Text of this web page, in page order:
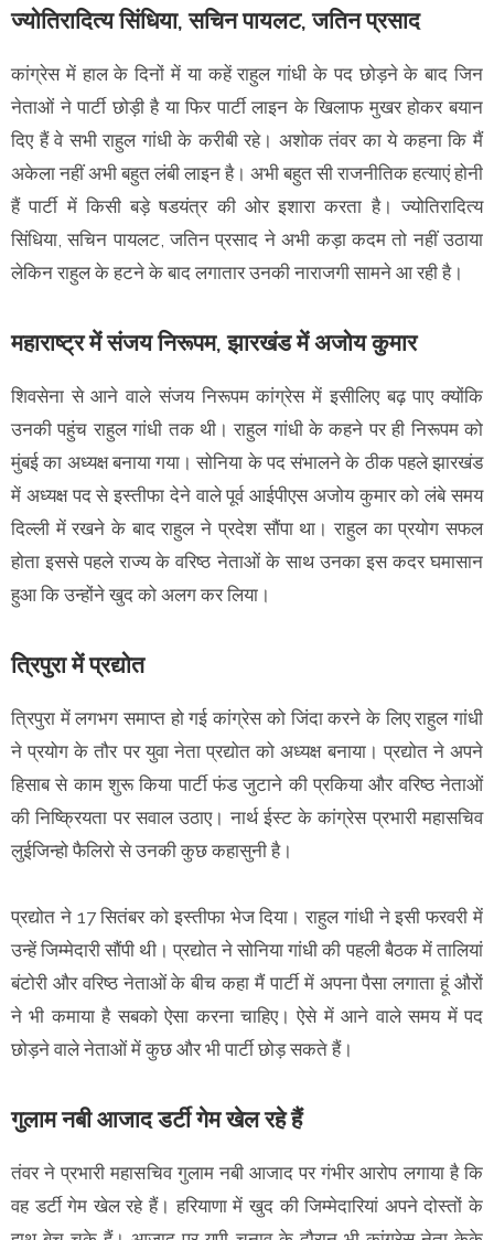
ज्योतिरादित्य सिंधिया, सचिन पायलट, जतिन प्रसाद
कांग्रेस में हाल के दिनों में या कहें राहुल गांधी के पद छोड़ने के बाद जिन
नेताओं ने पार्टी छोड़ी है या फिर पार्टी लाइन के खिलाफ मुखर होकर बयान
दिए हैं वे सभी राहुल गांधी के करीबी रहे। अशोक तंवर का ये कहना कि मैं
अकेला नहीं अभी बहुत लंबी लाइन है। अभी बहुत सी राजनीतिक हत्याएं होनी
हैं पार्टी में किसी बड़े षडयंत्र की ओर इशारा करता है। ज्योतिरादित्य
सिंधिया, सचिन पायलट, जतिन प्रसाद ने अभी कड़ा कदम तो नहीं उठाया
लेकिन राहुल के हटने के बाद लगातार उनकी नाराजगी सामने आ रही है।
महाराष्ट्र में संजय निरूपम, झारखंड में अजोय कुमार
शिवसेना से आने वाले संजय निरूपम कांग्रेस में इसीलिए बढ़ पाए क्योंकि
उनकी पहुंच राहुल गांधी तक थी। राहुल गांधी के कहने पर ही निरूपम को
मुंबई का अध्यक्ष बनाया गया। सोनिया के पद संभालने के ठीक पहले झारखंड
में अध्यक्ष पद से इस्तीफा देने वाले पूर्व आईपीएस अजोय कुमार को लंबे समय
दिल्ली में रखने के बाद राहुल ने प्रदेश सौंपा था। राहुल का प्रयोग सफल
होता इससे पहले राज्य के वरिष्ठ नेताओं के साथ उनका इस कदर घमासान
हुआ कि उन्होंने खुद को अलग कर लिया।
त्रिपुरा में प्रद्योत
त्रिपुरा में लगभग समाप्त हो गई कांग्रेस को जिंदा करने के लिए राहुल गांधी
ने प्रयोग के तौर पर युवा नेता प्रद्योत को अध्यक्ष बनाया। प्रद्योत ने अपने
हिसाब से काम शुरू किया पार्टी फंड जुटाने की प्रकिया और वरिष्ठ नेताओं
की निष्क्रियता पर सवाल उठाए। नार्थ ईस्ट के कांग्रेस प्रभारी महासचिव
लुईजिन्हो फैलिरो से उनकी कुछ कहासुनी है।
प्रद्योत ने 17 सितंबर को इस्तीफा भेज दिया। राहुल गांधी ने इसी फरवरी में
उन्हें जिम्मेदारी सौंपी थी। प्रद्योत ने सोनिया गांधी की पहली बैठक में तालियां
बंटोरी और वरिष्ठ नेताओं के बीच कहा मैं पार्टी में अपना पैसा लगाता हूं औरों
ने भी कमाया है सबको ऐसा करना चाहिए। ऐसे में आने वाले समय में पद
छोड़ने वाले नेताओं में कुछ और भी पार्टी छोड़ सकते हैं।
गुलाम नबी आजाद डर्टी गेम खेल रहे हैं
तंवर ने प्रभारी महासचिव गुलाम नबी आजाद पर गंभीर आरोप लगाया है कि
वह डर्टी गेम खेल रहे हैं। हरियाणा में खुद की जिम्मेदारियां अपने दोस्तों के